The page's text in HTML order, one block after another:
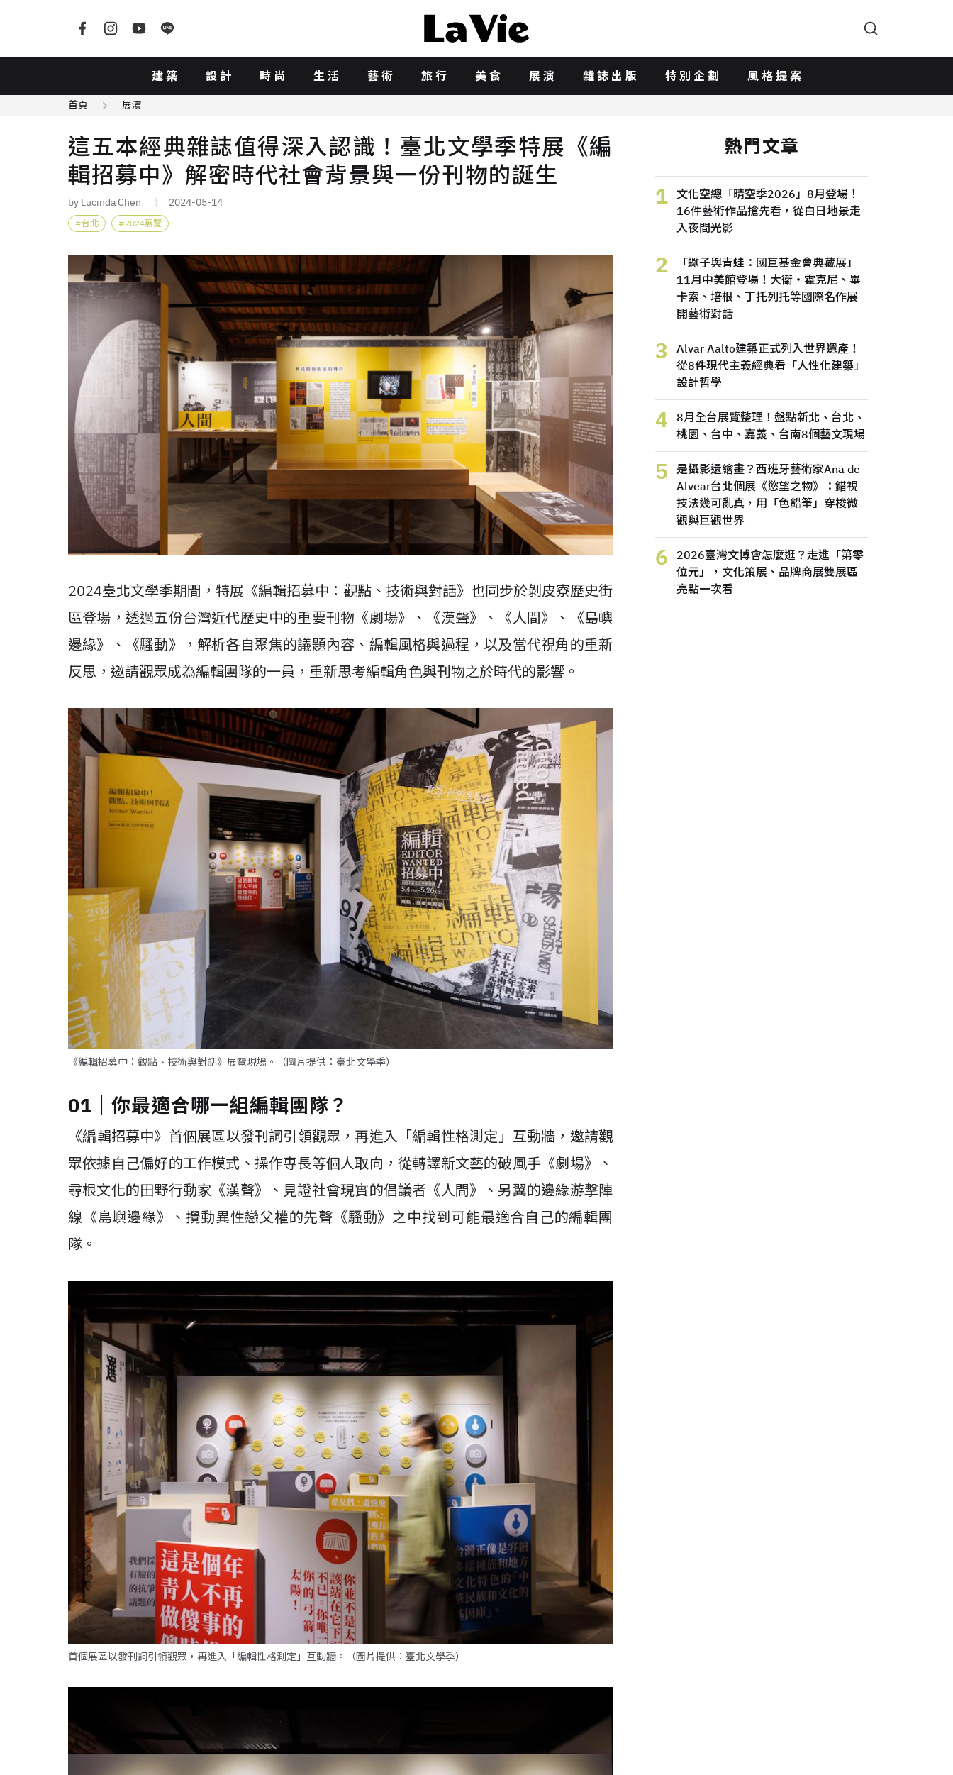
建築 設計 時尚 生活 藝術 旅行 美食 展演 雜誌出版 特別企劃 風格提案
首頁 展演
這五本經典雜誌值得深入認識！臺北文學季特展《編
輯招募中》解密時代社會背景與一份刊物的誕生
by Lucinda Chen 2024-05-14
台北 2024展覽
2024臺北文學季期間，特展《編輯招募中：觀點、技術與對話》也同步於剝皮寮歷史街
區登場，透過五份台灣近代歷史中的重要刊物《劇場》、《漢聲》、《人間》、《島嶼
邊緣》、《騷動》，解析各自聚焦的議題內容、編輯風格與過程，以及當代視角的重新
反思，邀請觀眾成為編輯團隊的一員，重新思考編輯角色與刊物之於時代的影響。
《編輯招募中：觀點、技術與對話》展覽現場。（圖片提供：臺北文學季）
01｜你最適合哪一組編輯團隊？
《​​編輯招募中》首個展區以發刊詞引領觀眾，再進入「編輯性格測定」互動牆，邀請觀
眾依據自己偏好的工作模式、操作專長等個人取向，從轉譯新文藝的破風手《劇場》、
尋根文化的田野行動家《漢聲》、見證社會現實的倡議者《人間》、另翼的邊緣游擊陣
線《島嶼邊緣》、攪動異性戀父權的先聲《騷動》之中找到可能最適合自己的編輯團
隊。
首個展區以發刊詞引領觀眾，再進入「編輯性格測定」互動牆。（圖片提供：臺北文學季）
熱門文章
1
文化空總「晴空季2026」8月登場！
16件藝術作品搶先看，從白日地景走
入夜間光影
2
「蠍子與青蛙：國巨基金會典藏展」
11月中美館登場！大衛・霍克尼、畢
卡索、培根、丁托列托等國際名作展
開藝術對話
3
Alvar Aalto建築正式列入世界遺產！
從8件現代主義經典看「人性化建築」
設計哲學
4
8月全台展覽整理！盤點新北、台北、
桃園、台中、嘉義、台南8個藝文現場
5
是攝影還繪畫？西班牙藝術家Ana de
Alvear台北個展《慾望之物》：錯視
技法幾可亂真，用「色鉛筆」穿梭微
觀與巨觀世界
6
2026臺灣文博會怎麼逛？走進「第零
位元」，文化策展、品牌商展雙展區
亮點一次看